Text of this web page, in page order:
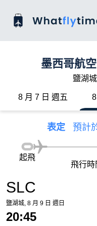
墨西哥航
鹽湖
8 月 7 日 週五
表定 預計
SLC
鹽湖城, 8 月 9 日 週日
20:45
起飛
飛行時